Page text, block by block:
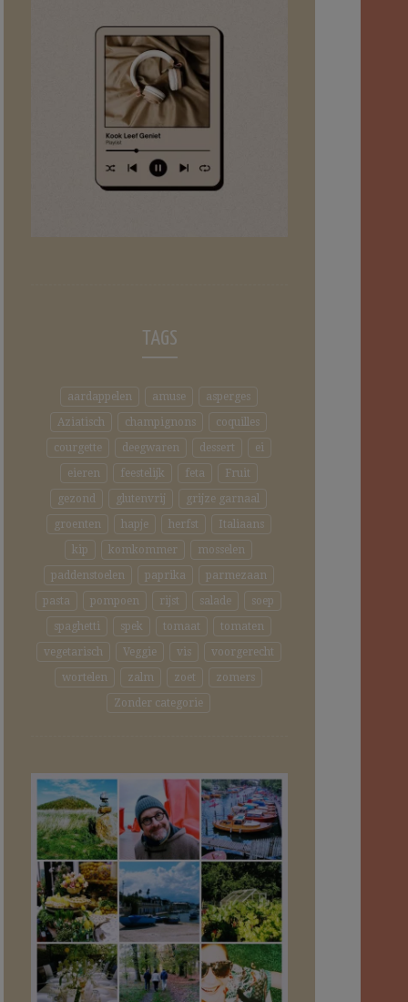
TAGS
aardappelen amuse
asperges
Aziatisch
champignons
coquilles
courgette
deegwaren dessert
ei
eieren
feestelijk feta
Fruit
gezond
glutenvrij
grijze garnaal
groenten
hapje herfst
Italiaans
kip
komkommer
mosselen
paddenstoelen
paprika
parmezaan
pasta
pompoen rijst salade
soep
spaghetti
spek tomaat
tomaten
vegetarisch
Veggie vis
voorgerecht
wortelen
zalm zoet
zomers
Zonder categorie